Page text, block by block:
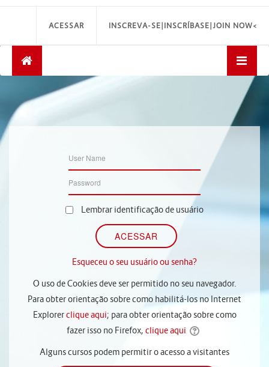
INSCREVA-SE|INSCRÍBASE|JOIN NOW<
ACESSAR
Lembrar identificação de usuário
Esqueceu o seu usuário ou senha?
O uso de Cookies deve ser permitido no seu navegador.
Para obter orientação sobre como habilitá-los no Internet
Explorerclique aqui; para obter orientação sobre como
fazer isso no Firefox, clique aqui
Alguns cursos podem permitir o acesso a visitantes